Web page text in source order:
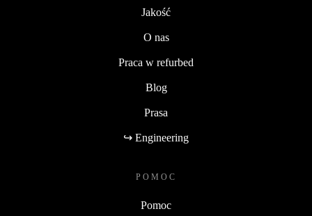
Jakość
O nas
Praca w refurbed
Blog
Prasa
↪ Engineering
POMOC
Pomoc